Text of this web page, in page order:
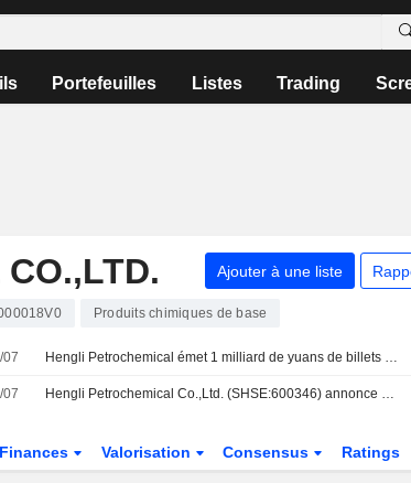
Portefeuilles Listes Trading
Ajouter à une liste
Produits chimiques de base
07 Hengli Petrochemical émet 1 milliard de yuans de billets de trésorerie à court terme
07 Hengli Petrochemical Co.,Ltd. (SHSE:600346) annonce un rachat d'actions pour un montant de 300 millions de CNY.
Finances Valorisation Consensus Ratings